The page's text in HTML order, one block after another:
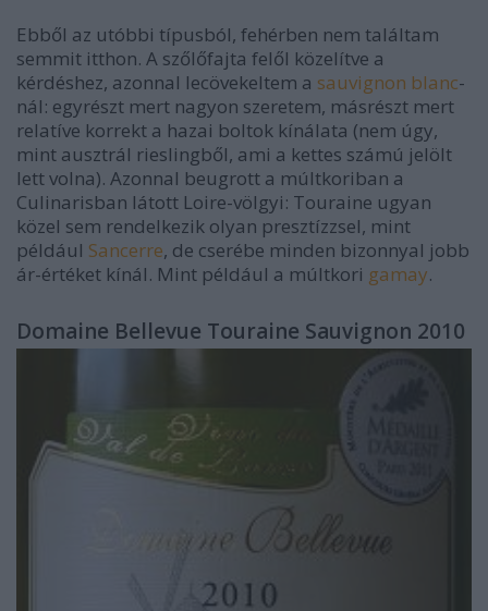
Ebből az utóbbi típusból, fehérben nem találtam
semmit itthon. A szőlőfajta felől közelítve a
kérdéshez, azonnal lecövekeltem a sauvignon blanc-
nál: egyrészt mert nagyon szeretem, másrészt mert
relatíve korrekt a hazai boltok kínálata (nem úgy,
mint ausztrál rieslingből, ami a kettes számú jelölt
lett volna). Azonnal beugrott a múltkoriban a
Culinarisban látott Loire-völgyi: Touraine ugyan
közel sem rendelkezik olyan presztízzsel, mint
például Sancerre, de cserébe minden bizonnyal jobb
ár-értéket kínál. Mint például a múltkori gamay.
Domaine Bellevue Touraine Sauvignon 2010